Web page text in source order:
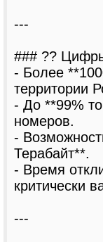
---
### ??
- Более
территории
- До **99%
номеров.
-
Терабайт**.
- Время
критически
---